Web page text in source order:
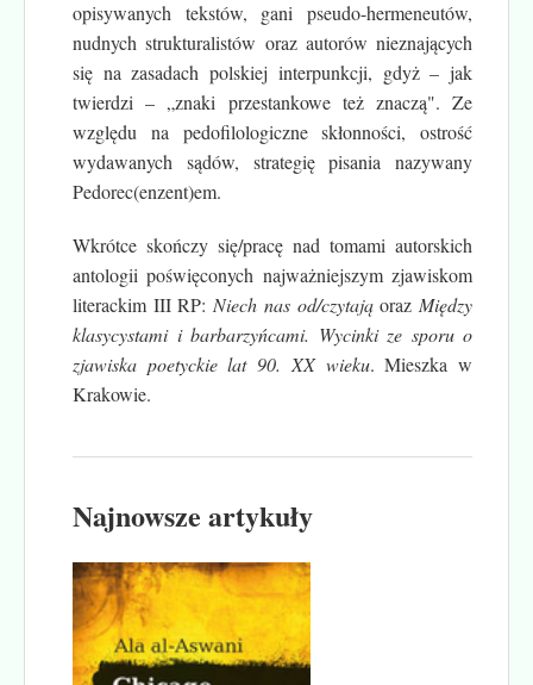
opisywanych tekstów, gani pseudo-hermeneutów,
nudnych strukturalistów oraz autorów nieznających
się na zasadach polskiej interpunkcji, gdyż – jak
twierdzi – „znaki przestankowe też znaczą". Ze
względu na pedofilologiczne skłonności, ostrość
wydawanych sądów, strategię pisania nazywany
Pedorec(enzent)em.
Wkrótce skończy się/pracę nad tomami autorskich
antologii poświęconych najważniejszym zjawiskom
literackim III RP: Niech nas od/czytająoraz Między
klasycystami i barbarzyńcami. Wycinki ze sporu o
zjawiska poetyckie lat 90. XX wieku. Mieszka w
Krakowie.
Najnowsze artykuły